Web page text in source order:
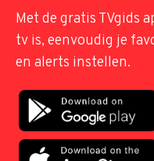
Met de gratis TVgids
tv is, eenvoudig je
en alerts instellen.